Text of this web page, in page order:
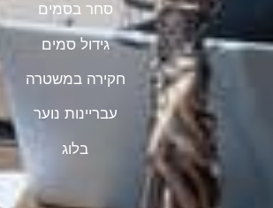
סחר בסמים
גידול סמים
חקירה במשטרה
עבריינות נוער
בלוג